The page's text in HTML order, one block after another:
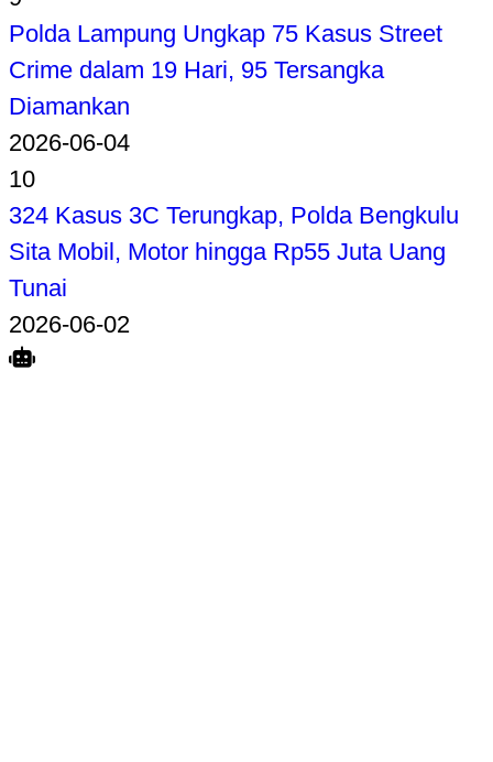
Polda Lampung Ungkap 75 Kasus Street
Crime dalam 19 Hari, 95 Tersangka
Diamankan
2026-06-04
10
324 Kasus 3C Terungkap, Polda Bengkulu
Sita Mobil, Motor hingga Rp55 Juta Uang
Tunai
2026-06-02